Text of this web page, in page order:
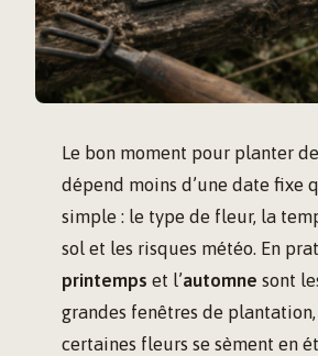
Le bon moment pour planter
dépend moins d’une date fixe
simple : le type de fleur, la
sol et les risques météo. En
printemps et l’automne sont
grandes fenêtres de
certaines fleurs se sèment en